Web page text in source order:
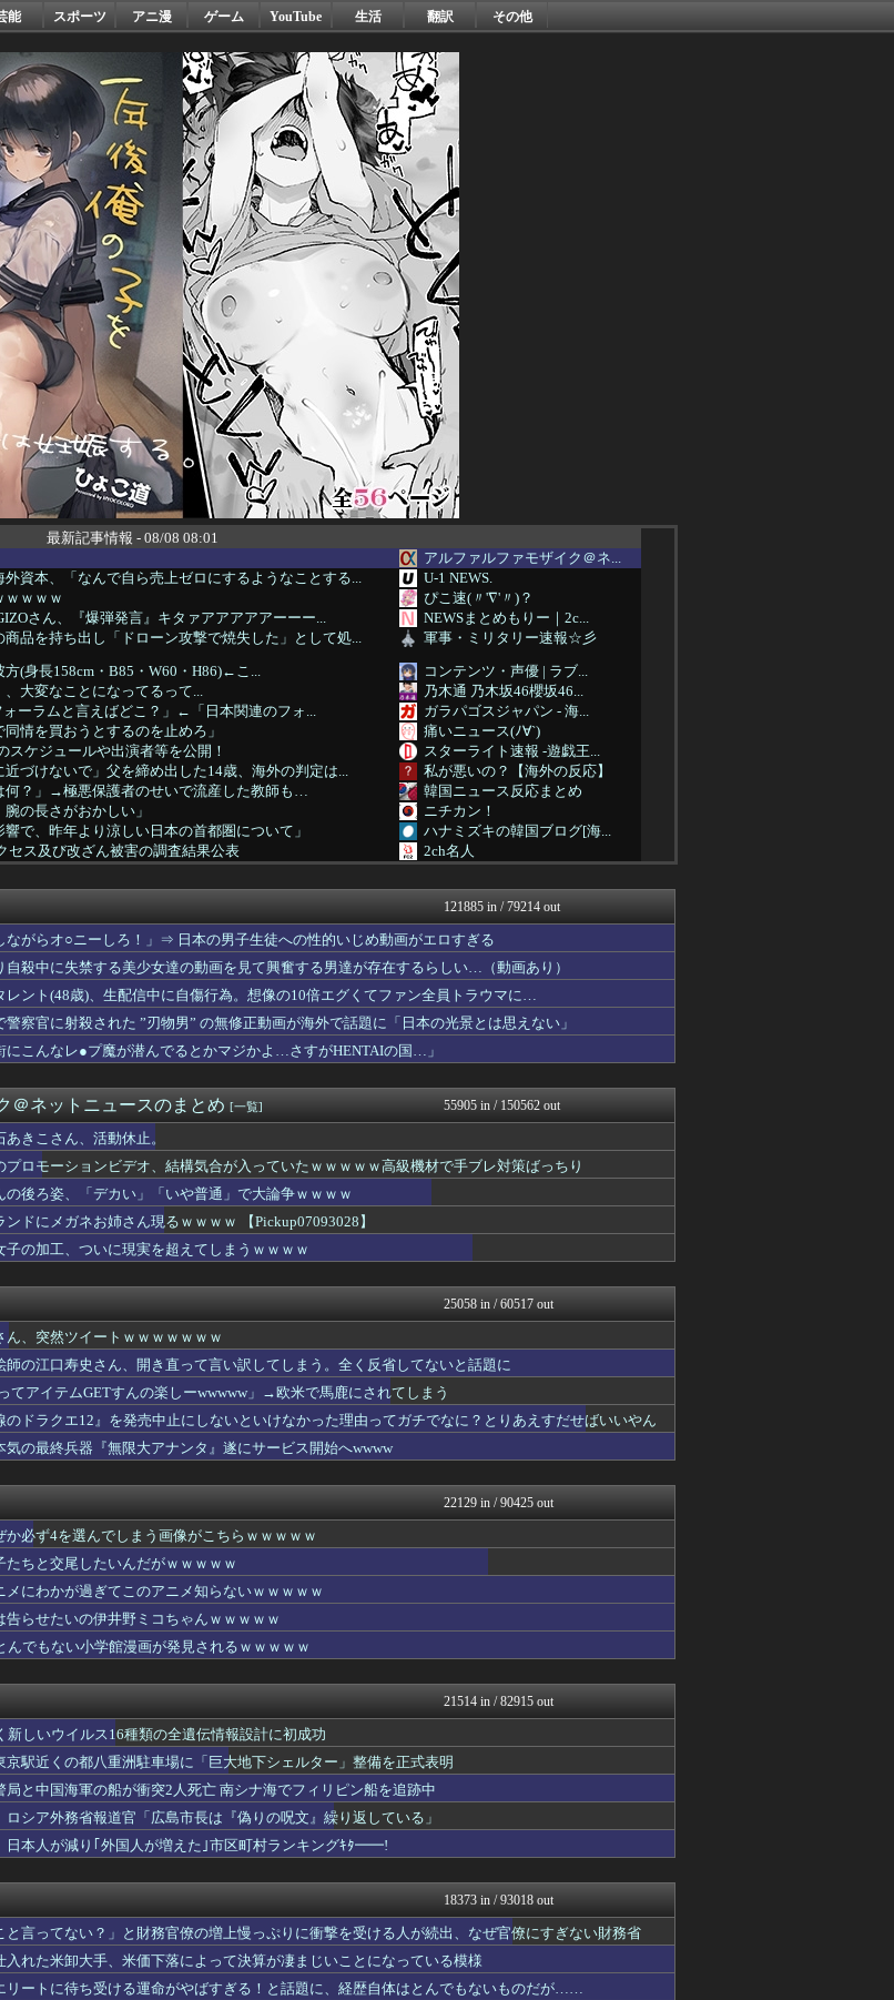
能 スポーツ アニ漫 ゲーム YouTube 生活 翻訳 その他
最新記事情報 - 08/08 08:01
アルファルファモザイク＠ネ...
資本、「なんで自ら売上ゼロにするようなことする...
U-1 NEWS.
ｗｗｗｗ
ぴこ速(〃'∇'〃)？
さん、『爆弾発言』キタァアアアアアーーー...
NEWSまとめもりー｜2c...
品を持ち出し「ドローン攻撃で焼失した」として処...
軍事・ミリタリー速報☆彡
方(身長158cm・B85・W60・H86)←こ...
コンテンツ・声優 | ラブ...
大変なことになってるって...
乃木通 乃木坂46櫻坂46...
ーラムと言えばどこ？」←「日本関連のフォ...
ガラパゴスジャパン - 海...
情を買おうとするのを止めろ」
痛いニュース(ﾉ∀`)
スケジュールや出演者等を公開！
スターライト速報 -遊戯王...
近づけないで」父を締め出した14歳、海外の判定は...
私が悪いの？【海外の反応】
何？」→極悪保護者のせいで流産した教師も…
韓国ニュース反応まとめ
の長さがおかしい」
ニチカン！
で、昨年より涼しい日本の首都圏について」
ハナミズキの韓国ブログ[海...
セス及び改ざん被害の調査結果公表
2ch名人
です」←この画像を見れば誰もが納得【画像あり】
乃木坂46まとめ 乃木りん...
日本代表DF冨安健洋のクリスタル・パレス移籍決...
海外のお前ら 海外の反応
んが動画内で語り「常連から嫌われる行為では？」...
パチンコ・パチスロ.com
発見されました」
ハウメニージャパン！
「ご自身で適切に判断」[8/7]
国難にあってもの申す！！
大進学へ「進路変更はありません」
やみ速@なんJ西武まとめ
墜落ｗｗｗｗｗｗｗ
【サッカー まとめ】サカラ...
、セクシーすぎる写真集を発売wwwww冴木柚葉...
もきゅ速(*´ω`*)人(...
ハロン棒ch
すぎて泣けてくるwwwwwww
GOSSIP速報
AI生成まで上手い事が判明ｗｗｗｗｗｗ
スマブラ屋さん | スマブ...
面識無い女子中学生にラリアットして逮捕される
しwwwwwwwwwwwwwwwwwwwwww...
(*ﾟ∀ﾟ)ゞカガクニュー...
しwwwwwwwwwwwwwwwwwwwwww...
VIPワイドガイド
トｗｗｗｗｗｗｗ
ってしまう…役物が近いのが原因！？
スロ板-RUSH
重62kg→82kgに 110kgのベンチプレ...
mashlife通信
・・元旦那『離婚したくなかったから、弁護士に相...
校に預けられ放課後も夜遅くまで学童に預けられ...
キニ速
お盆に親戚が集まることになった
おうち速報
」と財務官僚の増上慢っぷりに衝撃を受ける人が続...
リヤド万博で披露へ 川崎重工が35年発売目指...
ゴールデンタイムズ
が分からないんですけど…」
まるっと翻訳
！｢それくらいの年齢までやってこられた｣
広島東洋カープまとめブログ...
絡くれてもいいのに
子育てちゃんねる
よりつまらなくしたろ！」←何がしたいの？
わんこーる速報！
う尻しとんねんｗｗｗｗｗｗｗｗｗｗｗｗｗ
お○ぱいの谷間の匂い嗅ぎたいか？ｗｗｗｗｗｗ...
えっ!?またここのサイト?
ない！」とか言ってる奴ってグラセフ6やりたくな...
ガジェット2ch
さま、ありがとう」
OPS.840 岡本和真OPS.74...
MLB NEWS@まとめ
活動休止。
でしまう画像がこちらｗｗｗｗｗ
で話題になった巨胸美女がグラビアデビュー
ファフナー？」モバP「資料だから見といてくれ」
プロデューサーさんっ！SS...
ことになってるって...
時にありがちなことｗｗｗｗｗ
ああ言えばForYou
てサヨナラできるように頑張りました」9回を三者...
ファイターズ王国＠日ハムま...
ャツで●●●おっぴろげｗｗｗｗ
報交換】
がーるずレポート - ガー...
訳し外国に輸出
漫画まとめ速報
2027年8月の埼玉県知事選への立候補を表明
日本第一！ニュース録
場で夜試合するだけで解決ｗｗｗｗｗｗｗｗｗｗｗ...
アホが多いなと思う
まとめたニュース
ール選手は誰？
ルドカップ韓国準決勝も調査すべきと主張！」...
】韓国サッカーのイメージが墜落
反日愚国 恨寓瘻
ンホン)…お盆休みの天気に影響するおそれ
大地震・前兆・予言.com...
東京と再契約 J1初制覇で恩返し誓う 今日...
なんじぇいスタジアム＠なん...
？←「打者専念で構わないぞ」（海外の反応）
海外の反応スポーツ
口封じに被害者殺した方が量刑軽かっただろ💦」←...
キニ速
121885 in / 79214 out
ながらオ○ニーしろ！」⇒ 日本の男子生徒への性的いじめ動画がエロすぎる
自殺中に失禁する美少女達の動画を見て興奮する男達が存在するらしい…（動画あり）
レント(48歳)、生配信中に自傷行為。想像の10倍エグくてファン全員トラウマに…
警察官に射殺された ”刃物男” の無修正動画が海外で話題に「日本の光景とは思えない」
にこんなレ●プ魔が潜んでるとかマジかよ…さすがHENTAIの国…」
＠ネットニュースのまとめ [一覧] 55905 in / 150562 out
あきこさん、活動休止。
プロモーションビデオ、結構気合が入っていたｗｗｗｗｗ高級機材で手ブレ対策ばっちり
の後ろ姿、「デカい」「いや普通」で大論争ｗｗｗｗ
ンドにメガネお姉さん現るｗｗｗｗ 【Pickup07093028】
子の加工、ついに現実を超えてしまうｗｗｗｗ
25058 in / 60517 out
ん、突然ツイートｗｗｗｗｗｗｗ
師の江口寿史さん、開き直って言い訳してしまう。全く反省してないと話題に
てアイテムGETすんの楽しーwwwww」→欧米で馬鹿にされてしまう
のドラクエ12』を発売中止にしないといけなかった理由ってガチでなに？とりあえすだせばいいやん
気の最終兵器『無限大アナンタ』遂にサービス開始へwwww
22129 in / 90425 out
か必ず4を選んでしまう画像がこちらｗｗｗｗｗ
たちと交尾したいんだがｗｗｗｗｗ
メにわかが過ぎてこのアニメ知らないｗｗｗｗｗ
告らせたいの伊井野ミコちゃんｗｗｗｗｗ
んでもない小学館漫画が発見されるｗｗｗｗｗ
21514 in / 82915 out
新しいウイルス16種類の全遺伝情報設計に初成功
京駅近くの都八重洲駐車場に「巨大地下シェルター」整備を正式表明
局と中国海軍の船が衝突2人死亡 南シナ海でフィリピン船を追跡中
ロシア外務省報道官「広島市長は『偽りの呪文』繰り返している」
日本人が減り｢外国人が増えた｣市区町村ランキングｷﾀ━━!
18373 in / 93018 out
と言ってない？」と財務官僚の増上慢っぷりに衝撃を受ける人が続出、なぜ官僚にすぎない財務省
入れた米卸大手、米価下落によって決算が凄まじいことになっている模様
リートに待ち受ける運命がやばすぎる！と話題に、経歴自体はとんでもないものだが……